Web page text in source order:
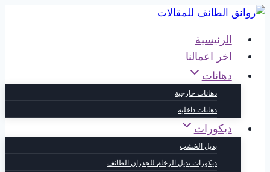
التجاوز
المحتوى الرئيسية
اخر اعمالنا
دهانات
دهانات خارجية
دهانات داخلية
ديكورات
بديل الخشب
ديكورات بديل الرخام للجدران الطائف